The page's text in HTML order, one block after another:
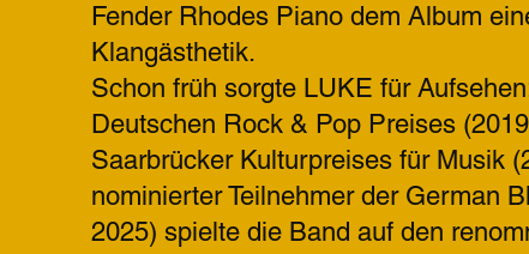
Fender Rhodes Piano dem Album
Klangästhetik.
Schon früh sorgte LUKE für
Deutschen Rock & Pop Preises
Saarbrücker Kulturpreises für Musik
nominierter Teilnehmer der German
2025) spielte die Band auf den